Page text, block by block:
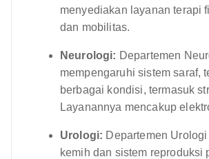
menyediakan layanan terapi
dan mobilitas.
Neurologi: Departemen
mempengaruhi sistem saraf,
berbagai kondisi, termasuk
Layanannya mencakup
Urologi: Departemen
kemih dan sistem